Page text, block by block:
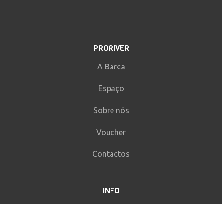
PRORIVER
A Barca
Espaço
Sobre nós
Voucher
Contactos
INFO